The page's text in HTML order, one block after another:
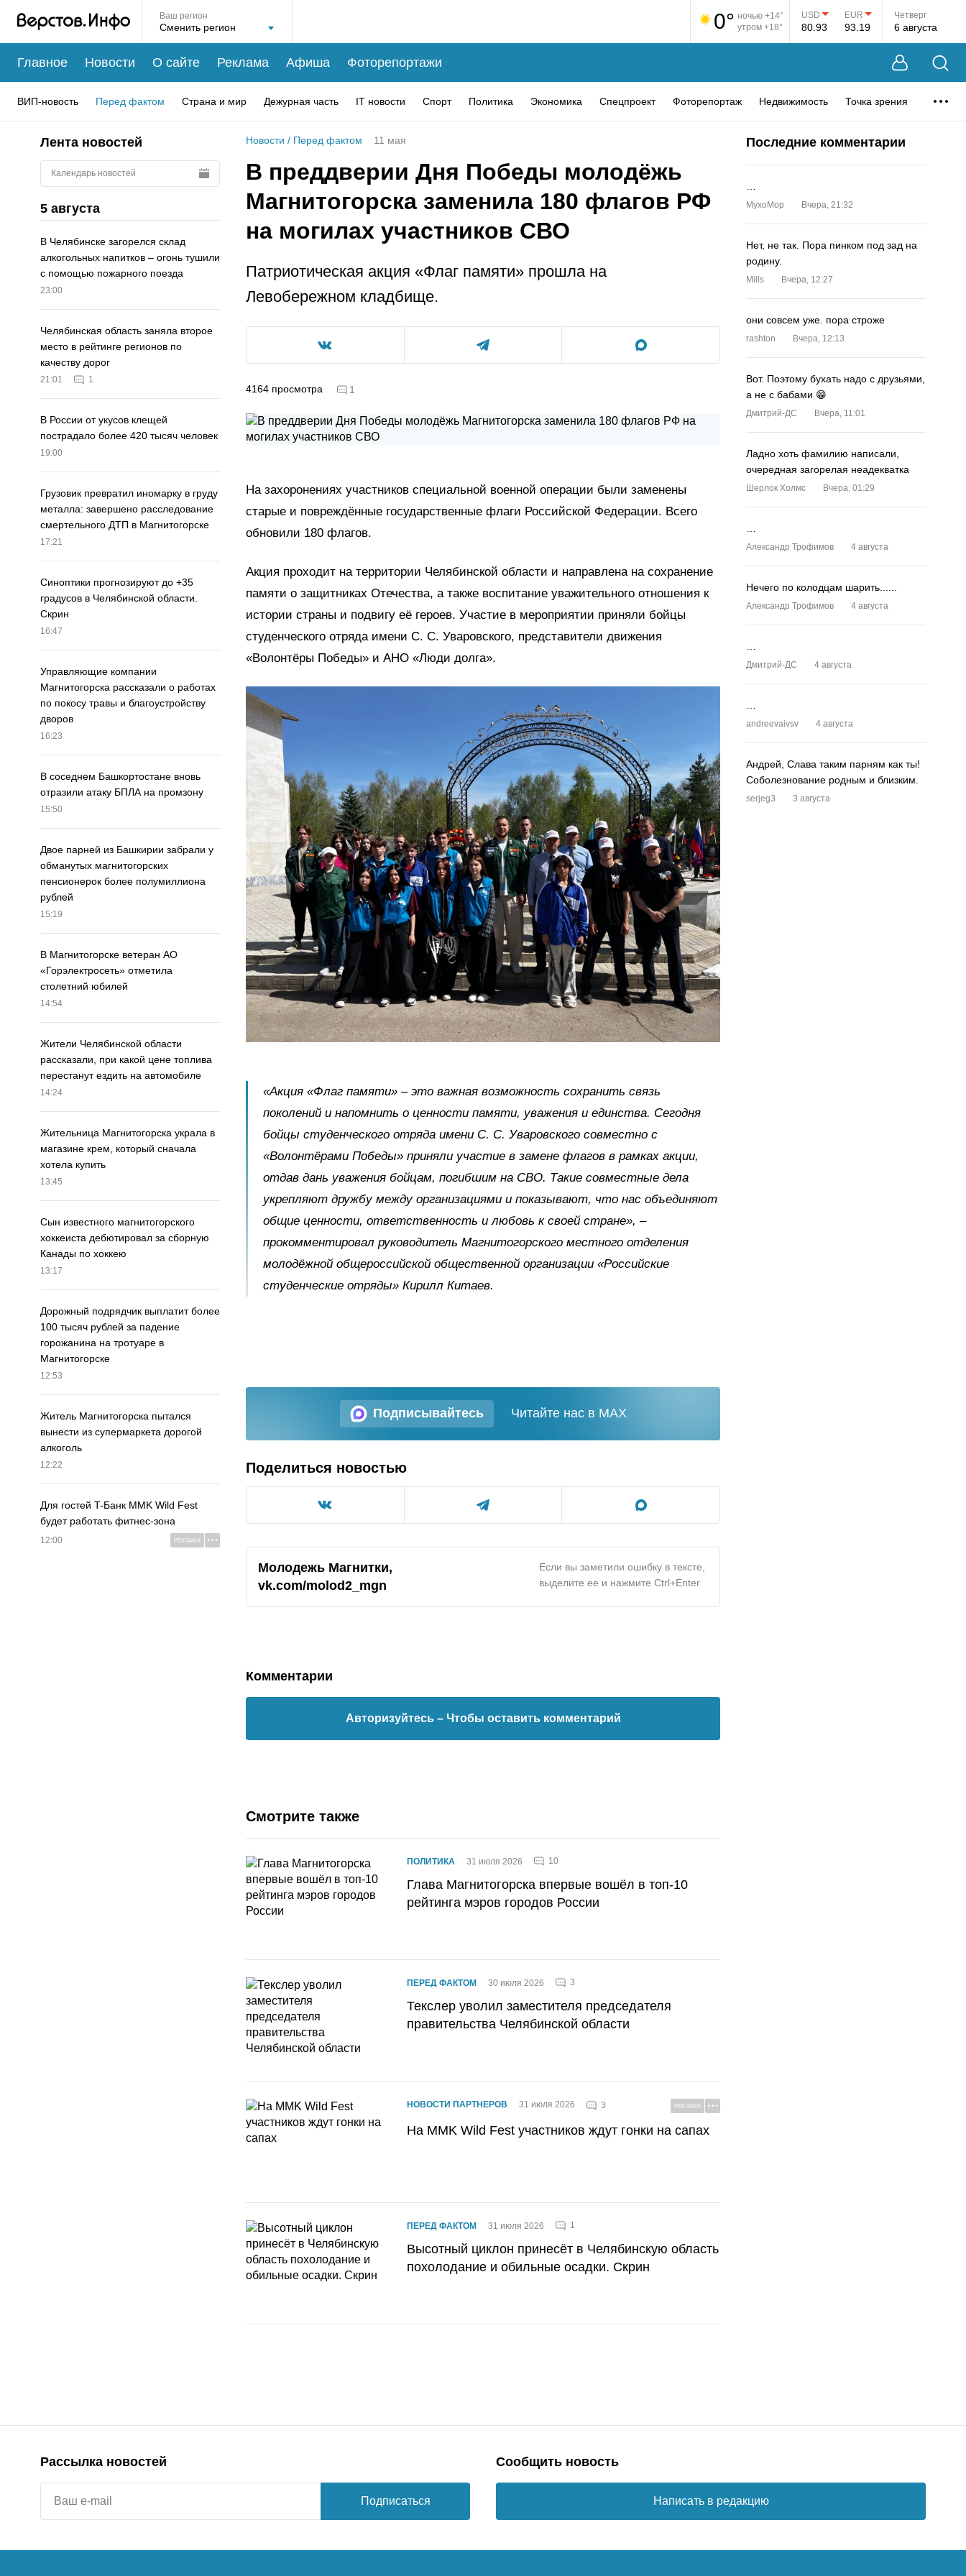
Ваш регион 0° ночью +14°
утром +18°
USD
80.93
EUR
93.19
Четверг
6 августа
Главное Новости О сайте Реклама Афиша Фоторепортажи
ВИП-новость Перед фактом Страна и мир Дежурная часть IT новости Спорт Политика Экономика Спецпроект Фоторепортаж Недвижимость Точка зрения
Лента новостей
Календарь новостей
5 августа
В Челябинске загорелся склад
алкогольных напитков – огонь тушили
с помощью пожарного поезда
23:00
Челябинская область заняла второе
место в рейтинге регионов по
качеству дорог
21:01 1
В России от укусов клещей
пострадало более 420 тысяч человек
19:00
Грузовик превратил иномарку в груду
металла: завершено расследование
смертельного ДТП в Магнитогорске
17:21
Синоптики прогнозируют до +35
градусов в Челябинской области.
Скрин
16:47
Управляющие компании
Магнитогорска рассказали о работах
по покосу травы и благоустройству
дворов
16:23
В соседнем Башкортостане вновь
отразили атаку БПЛА на промзону
15:50
Двое парней из Башкирии забрали у
обманутых магнитогорских
пенсионерок более полумиллиона
рублей
15:19
В Магнитогорске ветеран АО
«Горэлектросеть» отметила
столетний юбилей
14:54
Жители Челябинской области
рассказали, при какой цене топлива
перестанут ездить на автомобиле
14:24
Жительница Магнитогорска украла в
магазине крем, который сначала
хотела купить
13:45
Сын известного магнитогорского
хоккеиста дебютировал за сборную
Канады по хоккею
13:17
Дорожный подрядчик выплатит более
100 тысяч рублей за падение
горожанина на тротуаре в
Магнитогорске
12:53
Житель Магнитогорска пытался
вынести из супермаркета дорогой
алкоголь
12:22
Для гостей T-Банк MMK Wild Fest
будет работать фитнес-зона
12:00 РЕКЛАМА
Новости / Перед фактом 11 мая
В преддверии Дня Победы молодёжь
Магнитогорска заменила 180 флагов РФ
на могилах участников СВО
Патриотическая акция «Флаг памяти» прошла на
Левобережном кладбище.
4164 просмотра 1
На захоронениях участников специальной военной операции были заменены
старые и повреждённые государственные флаги Российской Федерации. Всего
обновили 180 флагов.
Акция проходит на территории Челябинской области и направлена на сохранение
памяти о защитниках Отечества, а также воспитание уважительного отношения к
истории страны и подвигу её героев. Участие в мероприятии приняли бойцы
студенческого отряда имени С. С. Уваровского, представители движения
«Волонтёры Победы» и АНО «Люди долга».
«Акция «Флаг памяти» – это важная возможность сохранить связь
поколений и напомнить о ценности памяти, уважения и единства. Сегодня
бойцы студенческого отряда имени С. С. Уваровского совместно с
«Волонтёрами Победы» приняли участие в замене флагов в рамках акции,
отдав дань уважения бойцам, погибшим на СВО. Такие совместные дела
укрепляют дружбу между организациями и показывают, что нас объединяют
общие ценности, ответственность и любовь к своей стране», –
прокомментировал руководитель Магнитогорского местного отделения
молодёжной общероссийской общественной организации «Российские
студенческие отряды» Кирилл Китаев.
Подписывайтесь Читайте нас в MAX
Поделиться новостью
Молодежь Магнитки,
vk.com/molod2_mgn
Если вы заметили ошибку в тексте,
выделите ее и нажмите Ctrl+Enter
Комментарии
Авторизуйтесь – Чтобы оставить комментарий
Смотрите также
ПОЛИТИКА 31 июля 2026 10
Глава Магнитогорска впервые вошёл в топ-10
рейтинга мэров городов России
ПЕРЕД ФАКТОМ 30 июля 2026 3
Текслер уволил заместителя председателя
правительства Челябинской области
НОВОСТИ ПАРТНЕРОВ 31 июля 2026 3 РЕКЛАМА
На MMK Wild Fest участников ждут гонки на сапах
ПЕРЕД ФАКТОМ 31 июля 2026 1
Высотный циклон принесёт в Челябинскую область
похолодание и обильные осадки. Скрин
Последние комментарии
MyxoMop Вчера, 21:32
Нет, не так. Пора пинком под зад на
родину.
Mills Вчера, 12:27
они совсем уже. пора строже
rashton Вчера, 12:13
Вот. Поэтому бухать надо с друзьями,
а не с бабами 😁
Дмитрий-ДС Вчера, 11:01
Ладно хоть фамилию написали,
очередная загорелая неадекватка
Шерлок Холмс Вчера, 01:29
Александр Трофимов 4 августа
Нечего по колодцам шарить......
Александр Трофимов 4 августа
Дмитрий-ДС 4 августа
andreevaivsv 4 августа
Андрей, Слава таким парням как ты!
Соболезнование родным и близким.
serjeg3 3 августа
Рассылка новостей
Подписаться
Сообщить новость
Написать в редакцию